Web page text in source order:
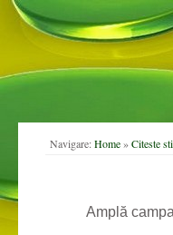
Navigare:Home»Citeste
Amplă